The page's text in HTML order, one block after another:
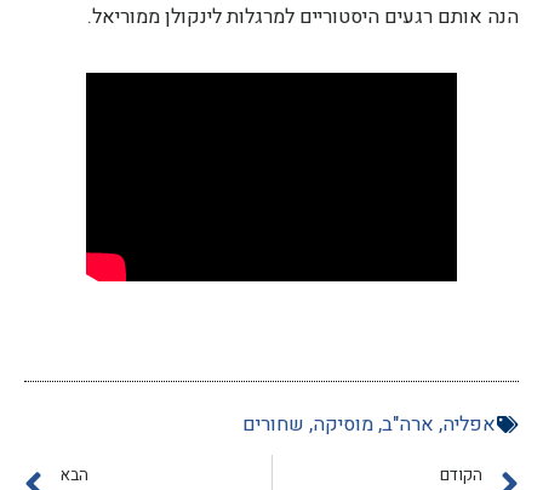
הנה אותם רגעים היסטוריים למרגלות לינקולן ממוריאל.
אפליה, ארה"ב,מוסיקה, שחורים
הקודם הבא